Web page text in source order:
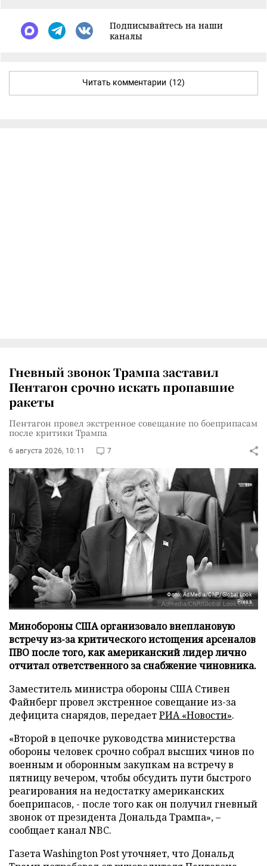
Подписывайтесь на наши
каналы
Читать комментарии (12)
Гневный звонок Трампа заставил
Пентагон срочно искать пропавшие
ракеты
Пентагон провел экстренное совещание по боеприпасам
после критики Трампа
6 августа 2026, 10:11 7
Фото: AdMedia/CNP/Global Look
Press
Минобороны США организовало внеплановую
встречу из-за критического истощения арсеналов
ПВО после того, как американский лидер лично
отчитал ответственного за снабжение чиновника.
Заместитель министра обороны США Стивен
Файнберг провел экстренное совещание из-за
дефицита снарядов, передаетРИА «Новости».
«Второй в цепочке руководства министерства
обороны человек срочно собрал высших чинов по
военным и оборонным закупкам на встречу в
пятницу вечером, чтобы обсудить пути быстрого
реагирования на недостатку американских
боеприпасов, - после того как он получил гневный
звонок от президента Дональда Трампа», –
сообщает канал NBC.
Газета Washington Post уточняет, что Дональд